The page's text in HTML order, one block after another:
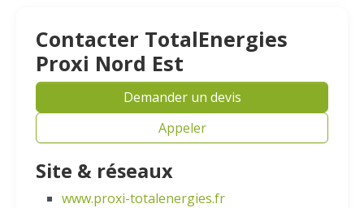
Contacter TotalEnergies
Proxi Nord Est
Demander un devis
Appeler
Site & réseaux
www.proxi-totalenergies.fr